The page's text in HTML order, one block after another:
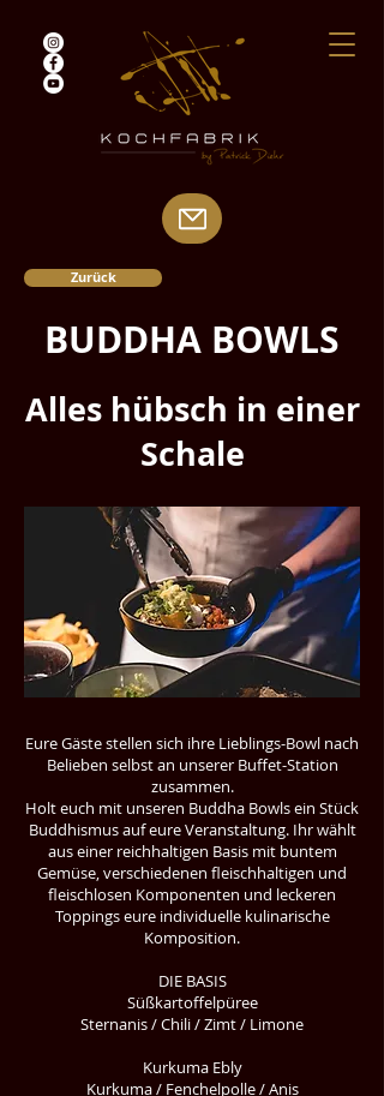
Zurück
BUDDHA BOWLS
Alles hübsch in einer
Schale
Eure Gäste stellen sich ihre Lieblings-Bowl nach
Belieben selbst an unserer Buffet-Station
zusammen.
Holt euch mit unseren Buddha Bowls ein Stück
Buddhismus auf eure Veranstaltung. Ihr wählt
aus einer reichhaltigen Basis mit buntem
Gemüse, verschiedenen fleischhaltigen und
fleischlosen Komponenten und leckeren
Toppings eure individuelle kulinarische
Komposition.
DIE BASIS
Süßkartoffelpüree
Sternanis / Chili / Zimt / Limone
Kurkuma Ebly
Kurkuma / Fenchelpolle / Anis